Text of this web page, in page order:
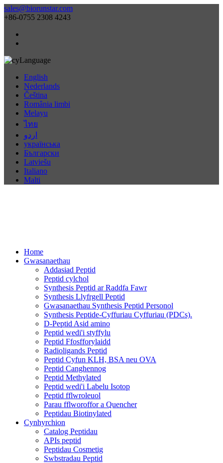
sales@biorunstar.com
+86-0755 2308 4243
Language
English
Nederlands
Čeština
România limbi
Melayu
ไทย
اردو
українська
Български
Latviešu
Italiano
Malti
Home
Gwasanaethau
Addasiad Peptid
Peptid cylchol
Synthesis Peptid ar Raddfa Fawr
Synthesis Llyfrgell Peptid
Gwasanaethau Synthesis Peptid Personol
Synthesis Peptide-Cyffuriau Cyffuriau (PDCs).
D-Peptid Asid amino
Peptid wedi'i styffylu
Peptid Ffosfforylaidd
Radioligands Peptid
Peptid Cyfun KLH, BSA neu OVA
Peptid Canghennog
Peptid Methylated
Peptid wedi'i Labelu Isotop
Peptid fflwroleuol
Parau fflworoffor a Quencher
Peptidau Biotinylated
Cynhyrchion
Catalog Peptidau
APIs peptid
Peptidau Cosmetig
Swbstradau Peptid